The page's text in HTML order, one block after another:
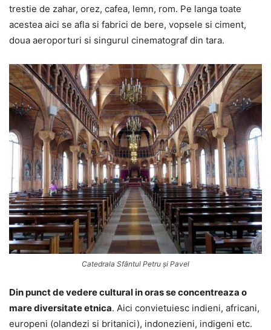
trestie de zahar, orez, cafea, lemn, rom. Pe langa toate
acestea aici se afla si fabrici de bere, vopsele si ciment,
doua aeroporturi si singurul cinematograf din tara.
Catedrala Sfântul Petru și Pavel
Din punct de vedere cultural in oras se concentreaza o
mare diversitate etnica. Aici convietuiesc indieni, africani,
europeni (olandezi si britanici), indonezieni, indigeni etc.